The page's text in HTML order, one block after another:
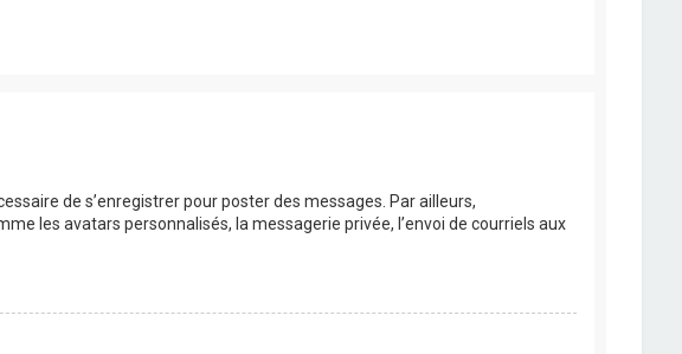
de s’enregistrer pour poster des messages. Par ailleurs,
les avatars personnalisés, la messagerie privée, l’envoi de courriels aux